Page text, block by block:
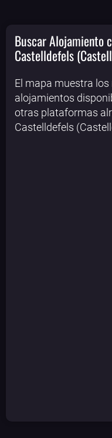
Buscar Alojamiento
Castelldefels
El mapa muestra
alojamientos
otras plataformas
Castelldefels